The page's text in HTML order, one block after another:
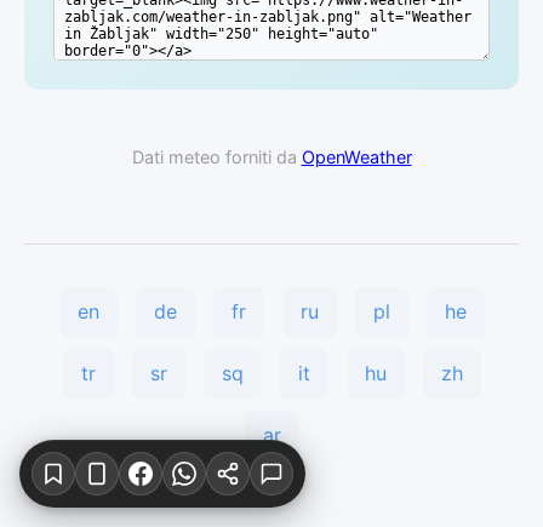
Dati meteo forniti da OpenWeather
en de fr ru pl he
tr sr sq it hu zh
ar